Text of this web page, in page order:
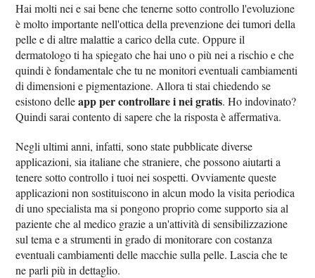
Hai molti nei e sai bene che tenerne sotto controllo l'evoluzione
è molto importante nell'ottica della prevenzione dei tumori della
pelle e di altre malattie a carico della cute. Oppure il
dermatologo ti ha spiegato che hai uno o più nei a rischio e che
quindi è fondamentale che tu ne monitori eventuali cambiamenti
di dimensioni e pigmentazione. Allora ti stai chiedendo se
esistono delleapp per controllare i nei gratis. Ho indovinato?
Quindi sarai contento di sapere che la risposta è affermativa.
Negli ultimi anni, infatti, sono state pubblicate diverse
applicazioni, sia italiane che straniere, che possono aiutarti a
tenere sotto controllo i tuoi nei sospetti. Ovviamente queste
applicazioni non sostituiscono in alcun modo la visita periodica
di uno specialista ma si pongono proprio come supporto sia al
paziente che al medico grazie a un'attività di sensibilizzazione
sul tema e a strumenti in grado di monitorare con costanza
eventuali cambiamenti delle macchie sulla pelle. Lascia che te
ne parli più in dettaglio.